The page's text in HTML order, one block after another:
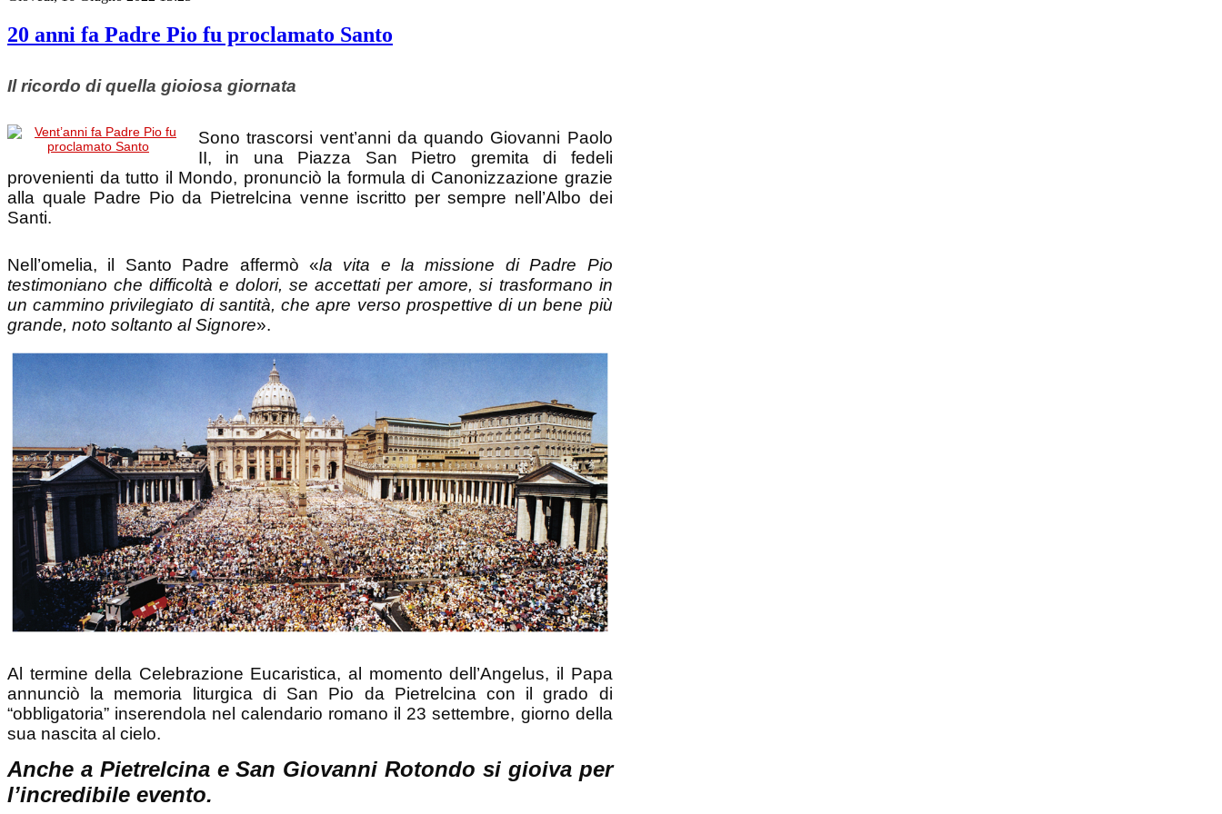
20 anni fa Padre Pio fu proclamato Santo
Il ricordo di quella gioiosa giornata
Sono trascorsi vent’anni da quando Giovanni Paolo
II, in una Piazza San Pietro gremita di fedeli
provenienti da tutto il Mondo, pronunciò la formula di Canonizzazione grazie
alla quale Padre Pio da Pietrelcina venne iscritto per sempre nell’Albo dei
Santi.
Nell’omelia, il Santo Padre affermò «la vita e la missione di Padre Pio
testimoniano che difficoltà e dolori, se accettati per amore, si trasformano in
un cammino privilegiato di santità, che apre verso prospettive di un bene più
grande, noto soltanto al Signore».
Al termine della Celebrazione Eucaristica, al momento dell’Angelus, il Papa
annunciò la memoria liturgica di San Pio da Pietrelcina con il grado di
“obbligatoria” inserendola nel calendario romano il 23 settembre, giorno della
sua nascita al cielo.
Anche a Pietrelcina e San Giovanni Rotondo si gioiva per
l’incredibile evento.